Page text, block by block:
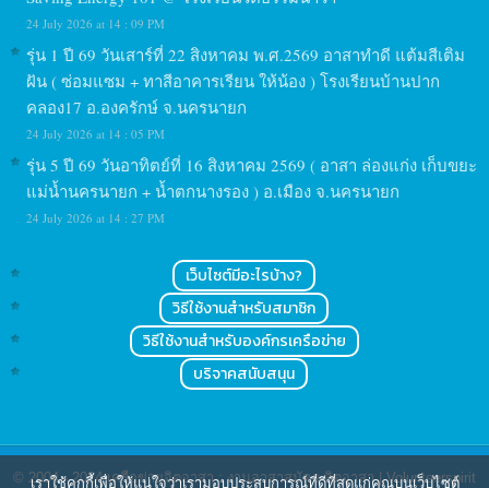
24 July 2026 at 14 : 09 PM
รุ่น 1 ปี 69 วันเสาร์ที่ 22 สิงหาคม พ.ศ.2569 อาสาทำดี แต้มสีเติม
ฝัน ( ซ่อมแซม + ทาสีอาคารเรียน ให้น้อง ) โรงเรียนบ้านปาก
คลอง17 อ.องครักษ์ จ.นครนายก
24 July 2026 at 14 : 05 PM
รุ่น 5 ปี 69 วันอาทิตย์ที่ 16 สิงหาคม 2569 ( อาสา ล่องแก่ง เก็บขยะ
แม่น้ำนครนายก + น้ำตกนางรอง ) อ.เมือง จ.นครนายก
24 July 2026 at 14 : 27 PM
เว็บไซต์มีอะไรบ้าง?
วิธีใช้งานสำหรับสมาชิก
วิธีใช้งานสำหรับองค์กรเครือข่าย
บริจาคสนับสนุน
© 2004 - 2024เครือข่ายจิตอาสา : งานอาสาสมัคร จิตอาสา | Volunteerspirit
เราใช้คุกกี้เพื่อให้แน่ใจว่าเรามอบประสบการณ์ที่ดีที่สุดแก่คุณบนเว็บไซต์